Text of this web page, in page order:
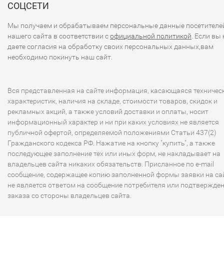
СОЦСЕТИ
Мы получаем и обрабатываем персональные данные
нашего сайта в соответствии софициальной политикой . Если вы
даете согласия на обработку своих персональных данных,вам
необходимо покинуть наш сайт.
Вся представленная на сайте информация, касающаяся
характеристик, наличия на складе, стоимости товаров, скидок и
рекламных акций, а также условий доставки и оплаты, носит
информационный характер и ни при каких условиях не является
публичной офертой, определяемой положениями Статьи 437(2)
Гражданского кодекса РФ. Нажатие на кнопку "купить", а также
последующее заполнение тех или иных форм, не накладывает на
владельцев сайта никаких обязательств. Присланное по e-mail
сообщение, содержащее копию заполненной формы заявки на
не является ответом на сообщение потребителя или
заказа со стороны владельцев сайта.